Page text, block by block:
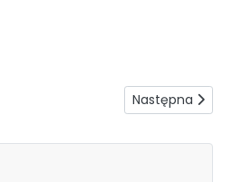
Letnie Koncerty Organowe
Następna
Następna